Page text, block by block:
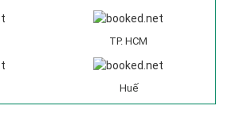
TP. HCM
Huế